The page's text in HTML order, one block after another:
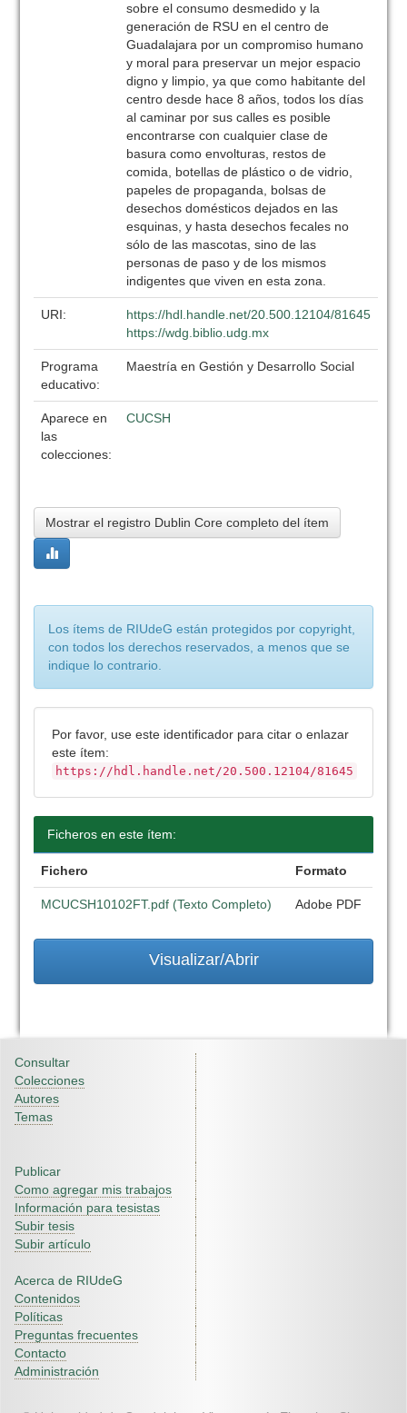
sobre el consumo desmedido y la
generación de RSU en el centro de
Guadalajara por un compromiso humano
y moral para preservar un mejor espacio
digno y limpio, ya que como habitante del
centro desde hace 8 años, todos los días
al caminar por sus calles es posible
encontrarse con cualquier clase de
basura como envolturas, restos de
comida, botellas de plástico o de vidrio,
papeles de propaganda, bolsas de
desechos domésticos dejados en las
esquinas, y hasta desechos fecales no
sólo de las mascotas, sino de las
personas de paso y de los mismos
indigentes que viven en esta zona.
URI:
https://hdl.handle.net/20.500.12104/81645
https://wdg.biblio.udg.mx
Programa
educativo:
Maestría en Gestión y Desarrollo Social
Aparece en
las
colecciones:
CUCSH
Mostrar el registro Dublin Core completo del ítem
Los ítems de RIUdeG están protegidos por copyright,
con todos los derechos reservados, a menos que se
indique lo contrario.
Por favor, use este identificador para citar o enlazar
este ítem:
https://hdl.handle.net/20.500.12104/81645
Ficheros en este ítem:
Fichero Formato
MCUCSH10102FT.pdf (Texto Completo) Adobe PDF
Visualizar/Abrir
Consultar
Colecciones
Autores
Temas
Publicar
Como agregar mis trabajos
Información para tesistas
Subir tesis
Subir artículo
Acerca de RIUdeG
Contenidos
Políticas
Preguntas frecuentes
Contacto
Administración